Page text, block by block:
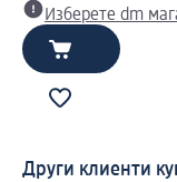
Изберете dm
Други клиенти